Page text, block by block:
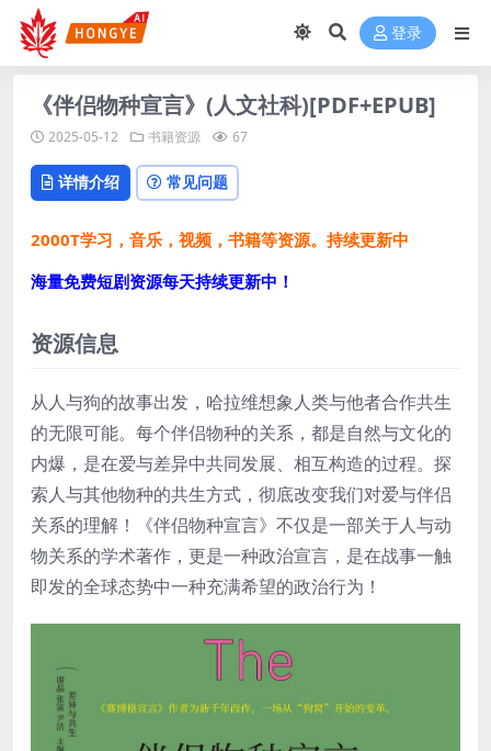
登录
《伴侣物种宣言》(人文社科)[PDF+EPUB]
2025-05-12 书籍资源 67
详情介绍 常见问题
2000T学习，音乐，视频，书籍等资源。持续更新中
海量免费短剧资源每天持续更新中！
资源信息
从人与狗的故事出发，哈拉维想象人类与他者合作共生
的无限可能。每个伴侣物种的关系，都是自然与文化的
内爆，是在爱与差异中共同发展、相互构造的过程。探
索人与其他物种的共生方式，彻底改变我们对爱与伴侣
关系的理解！《伴侣物种宣言》不仅是一部关于人与动
物关系的学术著作，更是一种政治宣言，是在战事一触
即发的全球态势中一种充满希望的政治行为！